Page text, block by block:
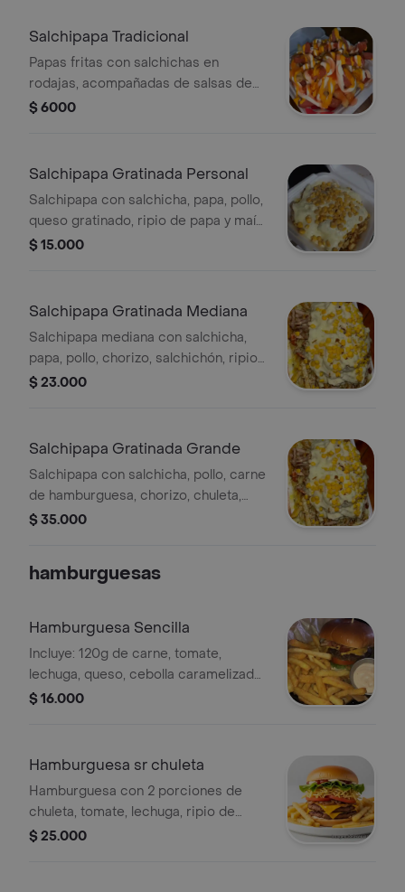
Salchipapa Tradicional
Papas fritas con salchichas en
rodajas, acompañadas de salsas de
mayonesa y mostaza.
$ 6000
Salchipapa Gratinada Personal
Salchipapa con salchicha, papa, pollo,
queso gratinado, ripio de papa y maíz
tierno.
$ 15.000
Salchipapa Gratinada Mediana
Salchipapa mediana con salchicha,
papa, pollo, chorizo, salchichón, ripio
de papa y queso gratinado. Incluye
$ 23.000
Salchipapa Gratinada Grande
Salchipapa con salchicha, pollo, carne
de hamburguesa, chorizo, chuleta,
papa, salchichón, madurito y queso
$ 35.000
hamburguesas
Hamburguesa Sencilla
Incluye: 120g de carne, tomate,
lechuga, queso, cebolla caramelizada,
acompañada de papas.
$ 16.000
Hamburguesa sr chuleta
Hamburguesa con 2 porciones de
chuleta, tomate, lechuga, ripio de
papa, cebolla caramelizada, queso y
$ 25.000